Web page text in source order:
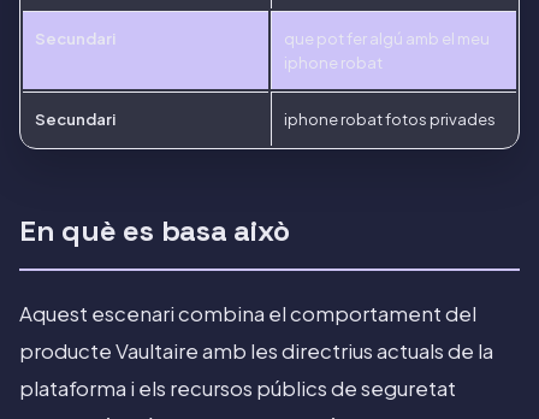
Secundari
que pot fer algú amb el meu
iphone robat
Secundari iphone robat fotos privades
En què es basa això
Aquest escenari combina el comportament del
producte Vaultaire amb les directrius actuals de la
plataforma i els recursos públics de seguretat